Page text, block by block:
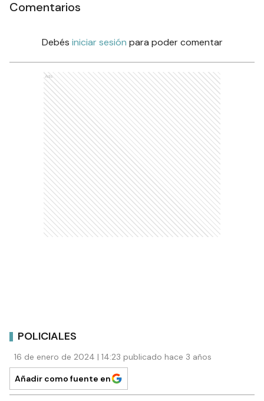
Comentarios
Debés iniciar sesión para poder comentar
Ads
POLICIALES
16 de enero de 2024 | 14:23 publicado hace 3 años
Añadir como fuente en